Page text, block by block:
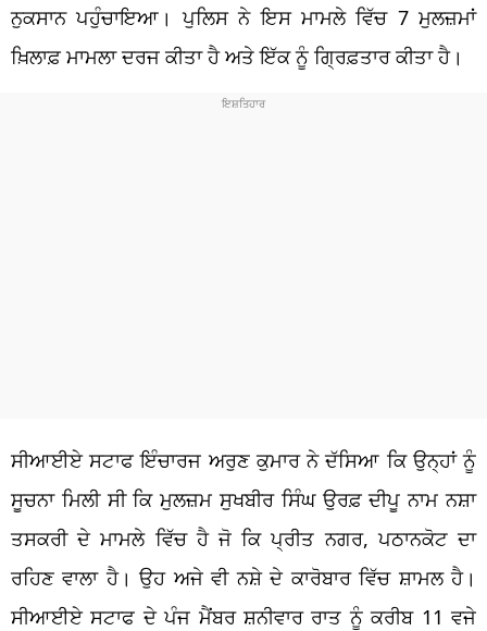
ਨੁਕਸਾਨ ਪਹੁੰਚਾਇਆ। ਪੁਲਿਸ ਨੇ ਇਸ ਮਾਮਲੇ ਵਿੱਚ 7 ​​ਮੁਲਜ਼ਮਾਂ
ਖ਼ਿਲਾਫ਼ ਮਾਮਲਾ ਦਰਜ ਕੀਤਾ ਹੈ ਅਤੇ ਇੱਕ ਨੂੰ ਗ੍ਰਿਫ਼ਤਾਰ ਕੀਤਾ ਹੈ।
ਸੀਆਈਏ ਸਟਾਫ ਇੰਚਾਰਜ ਅਰੁਣ ਕੁਮਾਰ ਨੇ ਦੱਸਿਆ ਕਿ ਉਨ੍ਹਾਂ ਨੂੰ
ਸੂਚਨਾ ਮਿਲੀ ਸੀ ਕਿ ਮੁਲਜ਼ਮ ਸੁਖਬੀਰ ਸਿੰਘ ਉਰਫ਼ ਦੀਪੂ ਨਾਮ ਨਸ਼ਾ
ਤਸਕਰੀ ਦੇ ਮਾਮਲੇ ਵਿੱਚ ਹੈ ਜੋ ਕਿ ਪ੍ਰੀਤ ਨਗਰ, ਪਠਾਨਕੋਟ ਦਾ
ਰਹਿਣ ਵਾਲਾ ਹੈ। ਉਹ ਅਜੇ ਵੀ ਨਸ਼ੇ ਦੇ ਕਾਰੋਬਾਰ ਵਿੱਚ ਸ਼ਾਮਲ ਹੈ।
ਸੀਆਈਏ ਸਟਾਫ ਦੇ ਪੰਜ ਮੈਂਬਰ ਸ਼ਨੀਵਾਰ ਰਾਤ ਨੂੰ ਕਰੀਬ 11 ਵਜੇ